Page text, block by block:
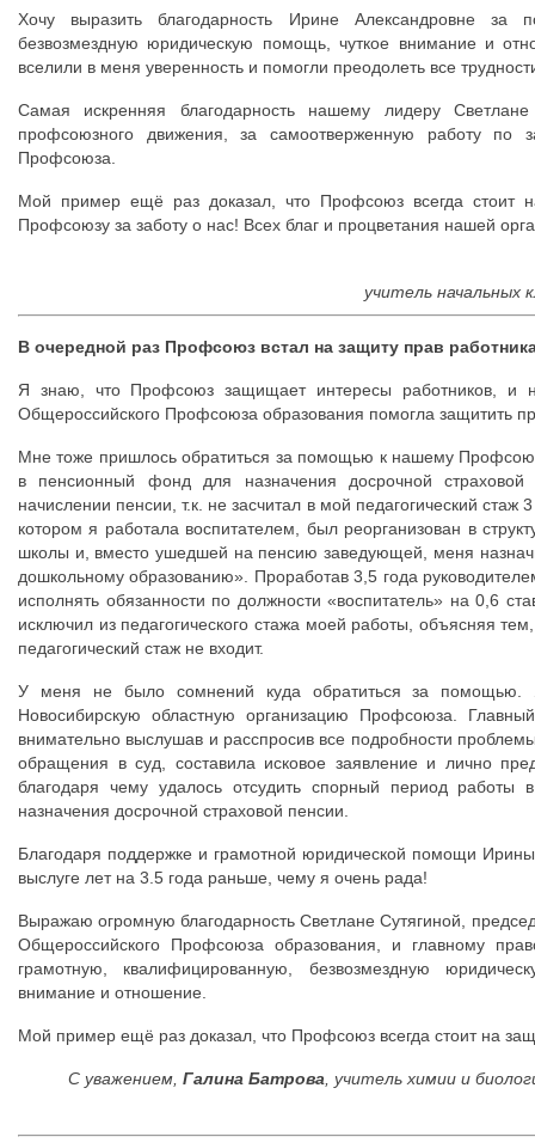
Хочу выразить благодарность Ирине Александровне за
безвозмездную юридическую помощь, чуткое внимание и
вселили в меня уверенность и помогли преодолеть все
Самая искренняя благодарность нашему лидеру
профсоюзного движения, за самоотверженную работу по
Профсоюза.
Мой пример ещё раз доказал, что Профсоюз всегда стоит
Профсоюзу за заботу о нас! Всех благ и процветания нашей
учитель начальных
В очередной раз Профсоюз встал на защиту прав
Я знаю, что Профсоюз защищает интересы работников, и
Общероссийского Профсоюза образования помогла защитить
Мне тоже пришлось обратиться за помощью к нашему
в пенсионный фонд для назначения досрочной
начислении пенсии, т.к. не засчитал в мой педагогический стаж
котором я работала воспитателем, был реорганизован в
школы и, вместо ушедшей на пенсию заведующей, меня
дошкольному образованию». Проработав 3,5 года
исполнять обязанности по должности «воспитатель» на 0,6
исключил из педагогического стажа моей работы, объясняя
педагогический стаж не входит.
У меня не было сомнений куда обратиться за помощью.
Новосибирскую областную организацию Профсоюза.
внимательно выслушав и расспросив все подробности
обращения в суд, составила исковое заявление и лично
благодаря чему удалось отсудить спорный период работы
назначения досрочной страховой пенсии.
Благодаря поддержке и грамотной юридической помощи
выслуге лет на 3.5 года раньше, чему я очень рада!
Выражаю огромную благодарность Светлане Сутягиной,
Общероссийского Профсоюза образования, и главному
грамотную, квалифицированную, безвозмездную
внимание и отношение.
Мой пример ещё раз доказал, что Профсоюз всегда стоит на
С уважением, Галина Батрова , учитель химии и